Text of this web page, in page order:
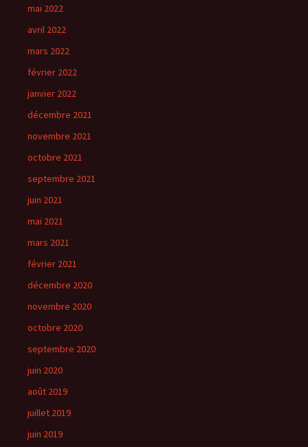
mai 2022
avril 2022
mars 2022
février 2022
janvier 2022
décembre 2021
novembre 2021
octobre 2021
septembre 2021
juin 2021
mai 2021
mars 2021
février 2021
décembre 2020
novembre 2020
octobre 2020
septembre 2020
juin 2020
août 2019
juillet 2019
juin 2019